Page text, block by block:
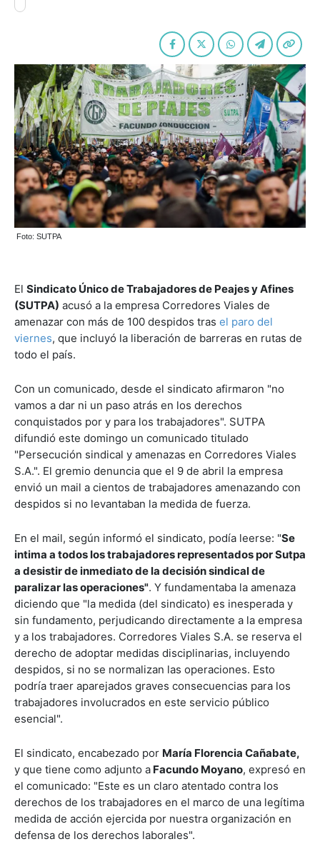
Foto: SUTPA
El Sindicato Único de Trabajadores de Peajes y Afines
(SUTPA) acusó a la empresa Corredores Viales de
amenazar con más de 100 despidos tras el paro del
viernes, que incluyó la liberación de barreras en rutas de
todo el país.
Con un comunicado, desde el sindicato afirmaron "no
vamos a dar ni un paso atrás en los derechos
conquistados por y para los trabajadores". SUTPA
difundió este domingo un comunicado titulado
"Persecución sindical y amenazas en Corredores Viales
S.A.". El gremio denuncia que el 9 de abril la empresa
envió un mail a cientos de trabajadores amenazando con
despidos si no levantaban la medida de fuerza.
En el mail, según informó el sindicato, podía leerse: "Se
intima a todos Ios trabajadores representados por Sutpa
a desistir de inmediato de la decisión sindical de
paralizar las operaciones". Y fundamentaba la amenaza
diciendo que "la medida (del sindicato) es inesperada y
sin fundamento, perjudicando directamente a la empresa
y a los trabajadores. Corredores Viales S.A. se reserva el
derecho de adoptar medidas disciplinarias, incluyendo
despidos, si no se normalizan las operaciones. Esto
podría traer aparejados graves consecuencias para los
trabajadores involucrados en este servicio público
esencial".
El sindicato, encabezado por María Florencia Cañabate,
y que tiene como adjunto a Facundo Moyano, expresó en
el comunicado: "Este es un claro atentado contra los
derechos de los trabajadores en el marco de una legítima
medida de acción ejercida por nuestra organización en
defensa de los derechos laborales".